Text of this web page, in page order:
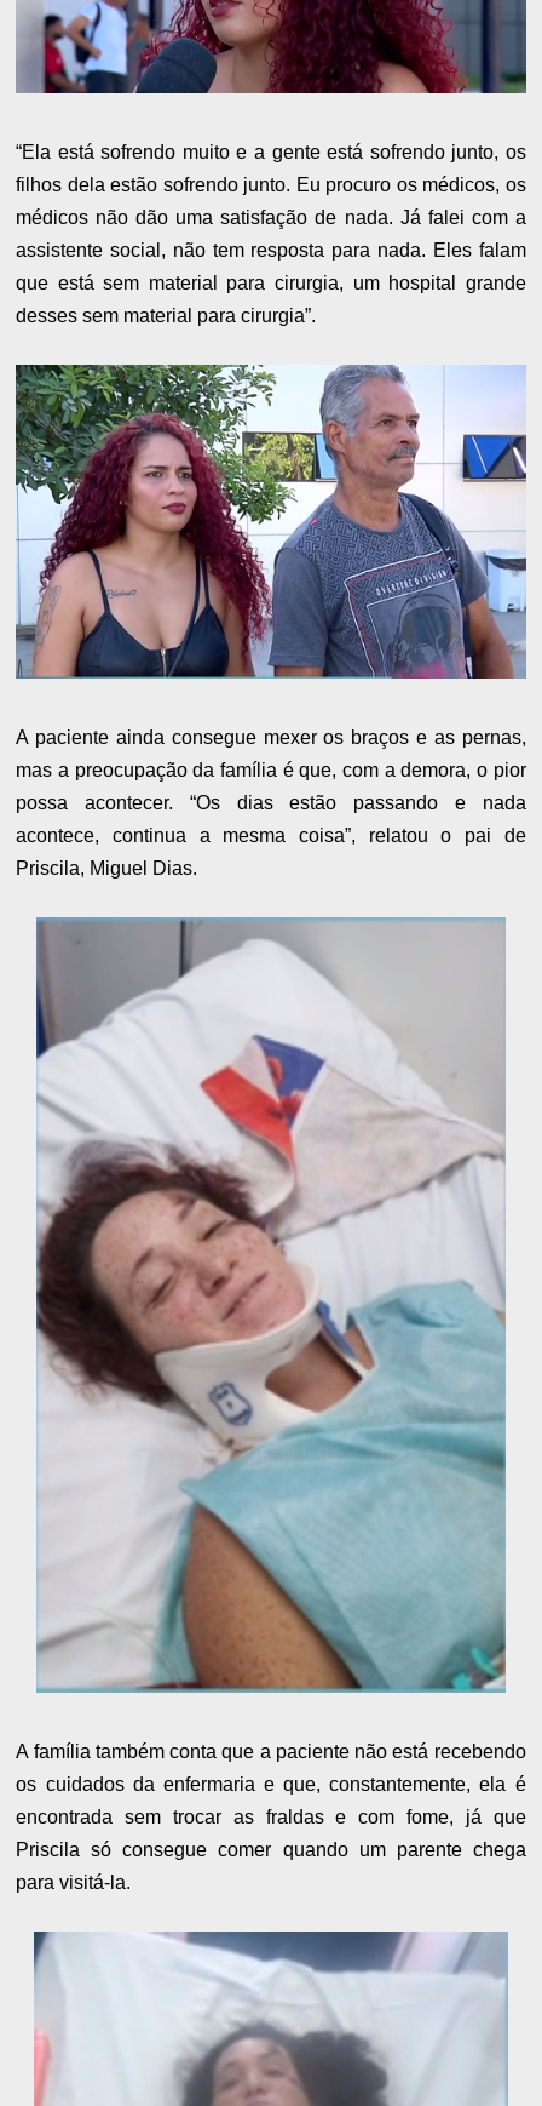
“Ela está sofrendo muito e a gente está sofrendo junto, os
filhos dela estão sofrendo junto. Eu procuro os médicos, os
médicos não dão uma satisfação de nada. Já falei com a
assistente social, não tem resposta para nada. Eles falam
que está sem material para cirurgia, um hospital grande
desses sem material para cirurgia”.
A paciente ainda consegue mexer os braços e as pernas,
mas a preocupação da família é que, com a demora, o pior
possa acontecer. “Os dias estão passando e nada
acontece, continua a mesma coisa”, relatou o pai de
Priscila, Miguel Dias.
A família também conta que a paciente não está recebendo
os cuidados da enfermaria e que, constantemente, ela é
encontrada sem trocar as fraldas e com fome, já que
Priscila só consegue comer quando um parente chega
para visitá-la.